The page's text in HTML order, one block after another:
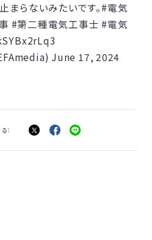
まらないみたいです。#電気
#第二種電気工事士 #電気
June 17, 2024
：